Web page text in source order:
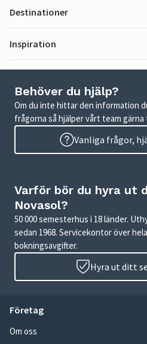
Destinationer
Inspiration
Behöver du hjälp?
Om du inte hittar den information
frågorna så hjälper vårt team gärna
Vanliga frågor,
Varför bör du hyra ut
Novasol?
50 000 semesterhus i 18 länder.
sedan 1968. Servicekontor över
bokningsavgifter.
Hyra ut ditt
Företag
Om oss